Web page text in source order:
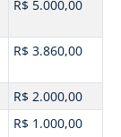
R$ 5.000,00
R$ 3.860,00
R$ 2.000,00
R$ 1.000,00